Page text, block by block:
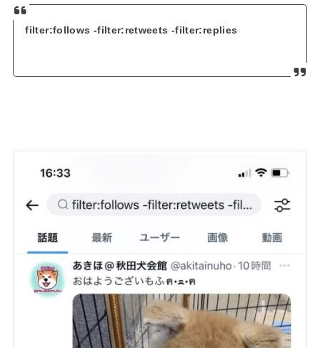
filter:follows -filter:retweets -filter:replies